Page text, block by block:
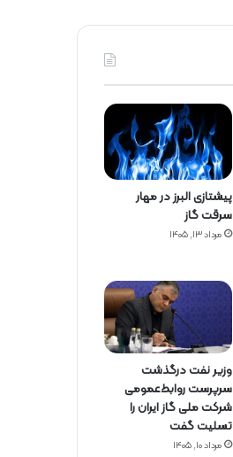
پیشتازی البرز در مهار
سرقت گاز
مرداد ۱۳, ۱۴۰۵
وزیر نفت درگذشت
سرپرست روابط‌عمومی
شرکت ملی گاز ایران را
تسلیت گفت
مرداد ۱۰, ۱۴۰۵